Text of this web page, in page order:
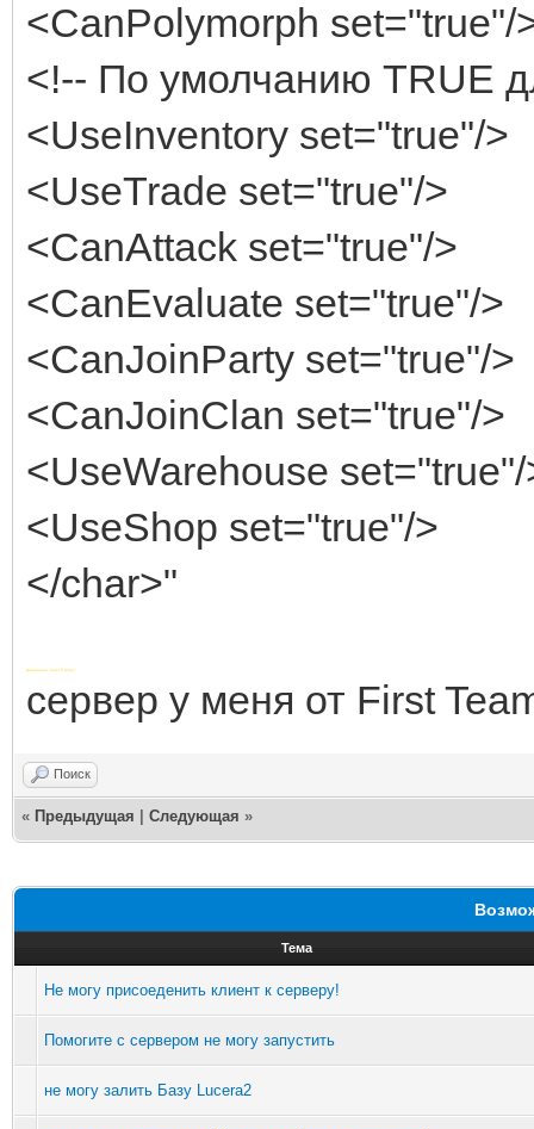
<CanPolymorph set="true"/
<!-- По умолчанию TRUE
<UseInventory set="true"/>
<UseTrade set="true"/>
<CanAttack set="true"/>
<CanEvaluate set="true"/>
<CanJoinParty set="true"/>
<CanJoinClan set="true"/>
<UseWarehouse
<UseShop set="true"/>
</char>"
Добавлено через 5 минут
сервер у меня от First
Поиск
« Предыдущая Следующая »
Тема
Не могу присоеденить клиент к серверу!
Помогите с сервером не могу запустить
не могу залить Базу Lucera2